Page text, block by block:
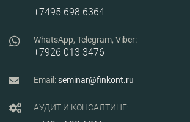
+7495 698 6364
WhatsApp, Telegram, Viber:
+7926 013 3476
Email:seminar@finkont.ru
АУДИТ И КОНСАЛТИНГ: